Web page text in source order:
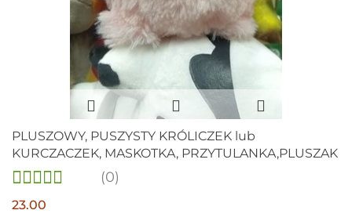
PLUSZOWY, PUSZYSTY KRÓLICZEK lub
KURCZACZEK, MASKOTKA, PRZYTULANKA,PLUSZAK
(0)
23.00